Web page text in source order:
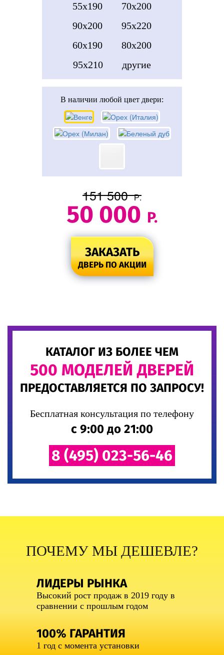
55x190
70x200
90x200
95x220
60x190
80x200
95x210
другие
В наличии любой цвет двери:
151 500 Р.
50 000 Р.
ЗАКАЗАТЬ
ДВЕРЬ ПО АКЦИИ
КАТАЛОГ ИЗ БОЛЕЕ ЧЕМ
500 МОДЕЛЕЙ ДВЕРЕЙ
ПРЕДОСТАВЛЯЕТСЯ ПО ЗАПРОСУ!
Бесплатная консультация по телефону
с 9:00 до 21:00
8 (495) 023-56-46
ПОЧЕМУ МЫ ДЕШЕВЛЕ?
ЛИДЕРЫ РЫНКА
Высокий рост продаж в 2019 году в
сравнении с прошлым годом
100% ГАРАНТИЯ
1 год с момента установки